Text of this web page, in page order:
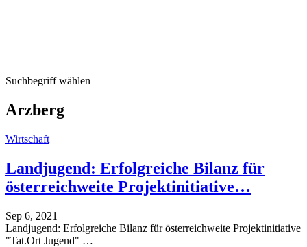
Suchbegriff wählen
Arzberg
Wirtschaft
Landjugend: Erfolgreiche Bilanz für
österreichweite Projektinitiative…
Sep 6, 2021
Landjugend: Erfolgreiche Bilanz für österreichweite Projektinitiative
"Tat.Ort Jugend" …